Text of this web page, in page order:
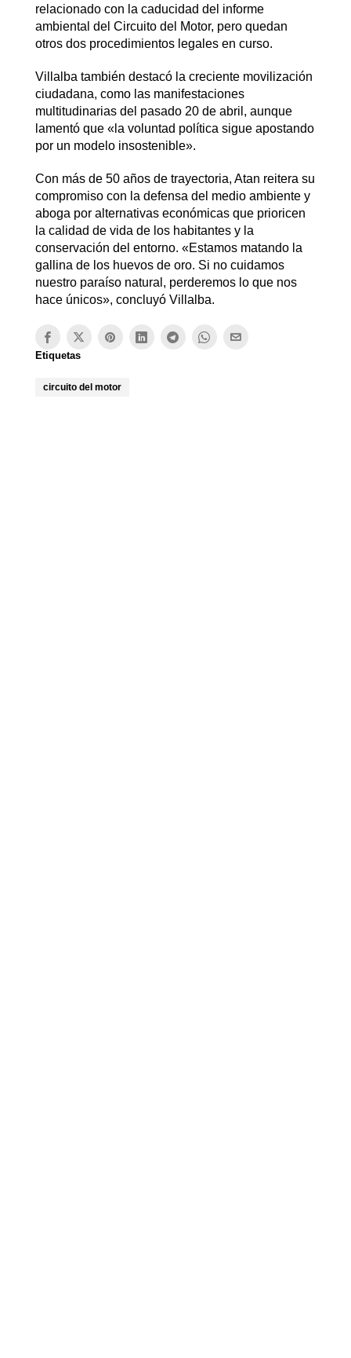
relacionado con la caducidad del informe
ambiental del Circuito del Motor, pero quedan
otros dos procedimientos legales en curso.
Villalba también destacó la creciente movilización
ciudadana, como las manifestaciones
multitudinarias del pasado 20 de abril, aunque
lamentó que «la voluntad política sigue apostando
por un modelo insostenible».
Con más de 50 años de trayectoria, Atan reitera su
compromiso con la defensa del medio ambiente y
aboga por alternativas económicas que prioricen
la calidad de vida de los habitantes y la
conservación del entorno. «Estamos matando la
gallina de los huevos de oro. Si no cuidamos
nuestro paraíso natural, perderemos lo que nos
hace únicos», concluyó Villalba.
Etiquetas
circuito del motor